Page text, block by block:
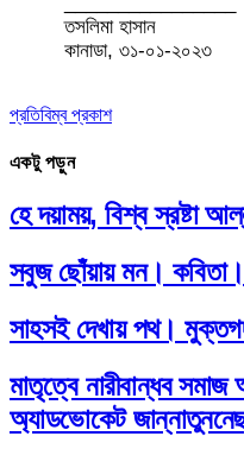
তসলিমা হাসান
কানাডা, ৩১-০১-২০২৩
প্রতিবিম্ব প্রকাশ
একটু পড়ুন
হে দয়াময়, বিশ্ব স্রষ্টা
সবুজ ছোঁয়ায় মন।
সাহসই দেখায় পথ।
মাতৃত্বে নারীবান্ধব
অ্যাডভোকেট